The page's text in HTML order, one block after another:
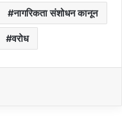
नागरिकता संशोधन कानून
वरोध